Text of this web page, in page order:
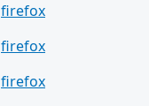
firefox
firefox
firefox